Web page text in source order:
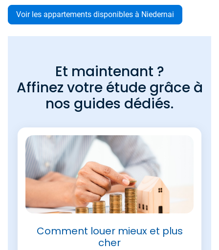
Voir les appartements disponibles à Niedernai
Et maintenant ?
Affinez votre étude grâce à
nos guides dédiés.
Comment louer mieux et plus
cher